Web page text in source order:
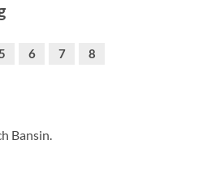
6 7 8
Bansin.